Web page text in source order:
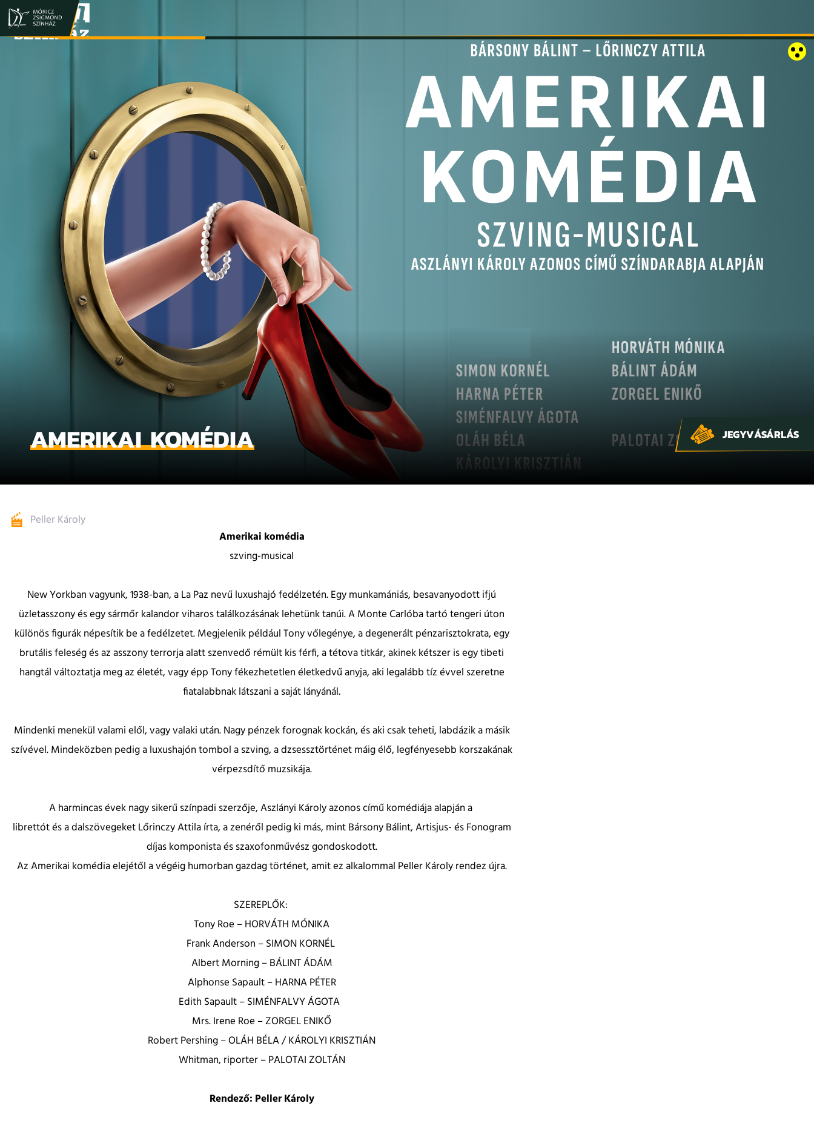
TÁRSULAT GALÉRIA RÓZSAKERT SZABADTÉRI SZÍNPAD EN
AMERIKAI KOMÉDIA JEGYVÁSÁRLÁS
Peller Károly
Amerikai komédia
szving-musical
New Yorkban vagyunk, 1938-ban, a La Paz nevű luxushajó fedélzetén. Egy munkamániás, besavanyodott ifjú
üzletasszony és egy sármőr kalandor viharos találkozásának lehetünk tanúi. A Monte Carlóba tartó tengeri úton
különös figurák népesítik be a fedélzetet. Megjelenik például Tony vőlegénye, a degenerált pénzarisztokrata, egy
brutális feleség és az asszony terrorja alatt szenvedő rémült kis férfi, a tétova titkár, akinek kétszer is egy tibeti
hangtál változtatja meg az életét, vagy épp Tony fékezhetetlen életkedvű anyja, aki legalább tíz évvel szeretne
fiatalabbnak látszani a saját lányánál.
Mindenki menekül valami elől, vagy valaki után. Nagy pénzek forognak kockán, és aki csak teheti, labdázik a másik
szívével. Mindeközben pedig a luxushajón tombol a szving, a dzsessztörténet máig élő, legfényesebb korszakának
vérpezsdítő muzsikája.
A harmincas évek nagy sikerű színpadi szerzője, Aszlányi Károly azonos című komédiája alapján a
librettót és a dalszövegeket Lőrinczy Attila írta, a zenéről pedig ki más, mint Bársony Bálint, Artisjus- és Fonogram
díjas komponista és szaxofonművész gondoskodott.
Az Amerikai komédia elejétől a végéig humorban gazdag történet, amit ez alkalommal Peller Károly rendez újra.
SZEREPLŐK:
Tony Roe – HORVÁTH MÓNIKA
Frank Anderson – SIMON KORNÉL
Albert Morning – BÁLINT ÁDÁM
Alphonse Sapault – HARNA PÉTER
Edith Sapault – SIMÉNFALVY ÁGOTA
Mrs. Irene Roe – ZORGEL ENIKŐ
Robert Pershing – OLÁH BÉLA / KÁROLYI KRISZTIÁN
Whitman, riporter – PALOTAI ZOLTÁN
Rendező: Peller Károly